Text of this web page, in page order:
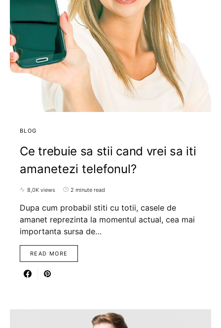
BLOG
Ce trebuie sa stii cand vrei sa iti
amanetezi telefonul?
8,0K views 2 minute read
Dupa cum probabil stiti cu totii, casele de
amanet reprezinta la momentul actual, cea mai
importanta sursa de…
READ MORE